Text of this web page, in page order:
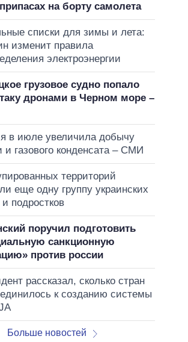
на борту самолета
списки для зимы и лета:
изменит правила
электроэнергии
грузовое судно попало
дронами в Черном море –
в июле увеличила добычу
и газового конденсата – СМИ
территорий
еще одну группу украинских
подростков
поручил подготовить
санкционную
против россии
рассказал, сколько стран
к созданию системы
Больше новостей